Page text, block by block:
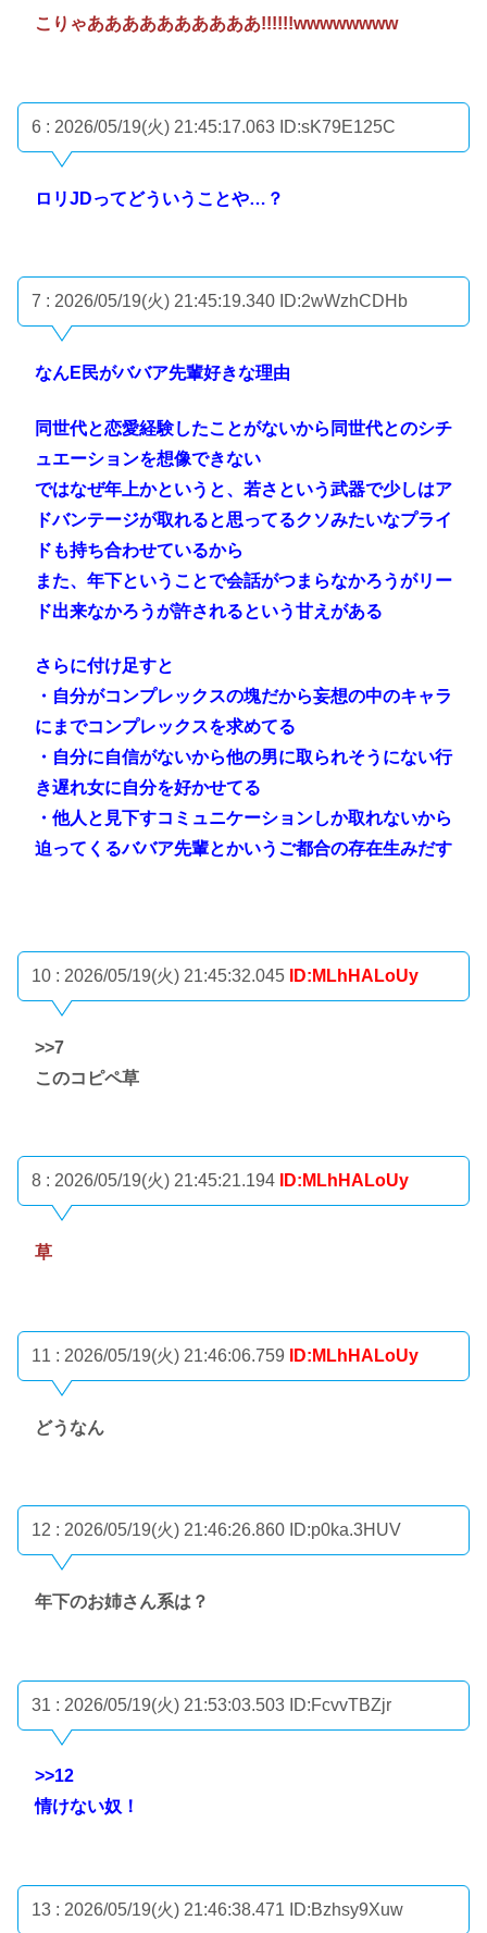
こりゃああああああああああ!!!!!!wwwwwwww
6 : 2026/05/19(火) 21:45:17.063 ID:sK79E125C
ロリJDってどういうことや…？
7 : 2026/05/19(火) 21:45:19.340 ID:2wWzhCDHb
なんE民がババア先輩好きな理由
同世代と恋愛経験したことがないから同世代とのシチ
ュエーションを想像できない
ではなぜ年上かというと、若さという武器で少しはア
ドバンテージが取れると思ってるクソみたいなプライ
ドも持ち合わせているから
また、年下ということで会話がつまらなかろうがリー
ド出来なかろうが許されるという甘えがある
さらに付け足すと
・自分がコンプレックスの塊だから妄想の中のキャラ
にまでコンプレックスを求めてる
・自分に自信がないから他の男に取られそうにない行
き遅れ女に自分を好かせてる
・他人と見下すコミュニケーションしか取れないから
迫ってくるババア先輩とかいうご都合の存在生みだす
10 : 2026/05/19(火) 21:45:32.045 ID:MLhHALoUy
>>7
このコピペ草
8 : 2026/05/19(火) 21:45:21.194 ID:MLhHALoUy
草
11 : 2026/05/19(火) 21:46:06.759 ID:MLhHALoUy
どうなん
12 : 2026/05/19(火) 21:46:26.860 ID:p0ka.3HUV
年下のお姉さん系は？
31 : 2026/05/19(火) 21:53:03.503 ID:FcvvTBZjr
>>12
情けない奴！
13 : 2026/05/19(火) 21:46:38.471 ID:Bzhsy9Xuw